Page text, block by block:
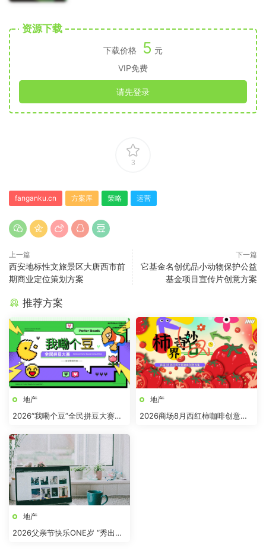
资源下载
下载价格 5 元
VIP免费
请先登录
3
fanganku.cn 方案库 策略 运营
上一篇
西安地标性文旅景区大唐西市前
期商业定位策划方案
下一篇
它基金名创优品小动物保护公益
基金项目宣传片创意方案
推荐方案
地产
2026“我嘞个豆”全民拼豆大赛主
地产
2026商场8月西红柿咖啡创意市
地产
2026父亲节快乐ONE岁 “秀出爸